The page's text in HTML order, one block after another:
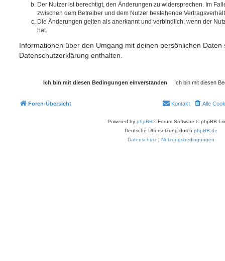
Der Nutzer ist berechtigt, den Änderungen zu widersprechen. Im
zwischen dem Betreiber und dem Nutzer bestehende
Die Änderungen gelten als anerkannt und verbindlich, wenn der
hat.
Informationen über den Umgang mit deinen persönlichen Daten
Datenschutzerklärung enthalten.
Foren-Übersicht Alle
Kontakt
Powered by phpBB® Forum Software © phpBB
Deutsche Übersetzung durch phpBB.de
Datenschutz | Nutzungsbedingungen